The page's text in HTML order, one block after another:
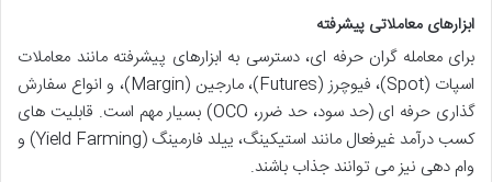
ابزارهای معاملاتی پیشرفته
برای معامله گران حرفه ای، دسترسی به ابزارهای پیشرفته مانند معاملات
اسپات (Spot)، فیوچرز (Futures)، مارجین (Margin)، و انواع سفارش
گذاری حرفه ای (حد سود، حد ضرر، OCO) بسیار مهم است. قابلیت های
کسب درآمد غیرفعال مانند استیکینگ، ییلد فارمینگ (Yield Farming) و
وام دهی نیز می توانند جذاب باشند.